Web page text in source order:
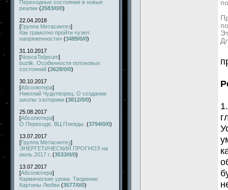
Переходные состояния в новые
реалии (2583/0/0)
22.04.2018
[Группа Метасинтез]
Как грамотно пройти «узел
напряженности» (3489/0/0)
31.10.2017
[NosceTeIpsum]
buzlik. Особенности потоковых
состояний (3628/0/0)
30.10.2017
[Абсолютера]
Николай Чудотворец. О создании
школы эзотерики (3812/0/0)
25.08.2017
[Абсолютера]
О Переходе. ВЦ Плеяды. (3794/0/0)
13.07.2017
[Группа Метасинтез]
ЭНЕРГЕТИЧЕСКИЙ ПРОГНОЗ на
июль 2017 г. (3533/0/0)
13.07.2017
[Абсолютера]
Кармические уроки. Творение
Картины Любви (3577/0/0)